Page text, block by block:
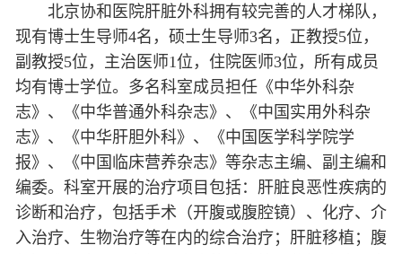
北京协和医院肝脏外科拥有较完善的人才梯队，
现有博士生导师4名，硕士生导师3名，正教授5位，
副教授5位，主治医师1位，住院医师3位，所有成员
均有博士学位。多名科室成员担任《中华外科杂
志》、《中华普通外科杂志》、《中国实用外科杂
志》、《中华肝胆外科》、《中国医学科学院学
报》、《中国临床营养杂志》等杂志主编、副主编和
编委。科室开展的治疗项目包括：肝脏良恶性疾病的
诊断和治疗，包括手术（开腹或腹腔镜）、化疗、介
入治疗、生物治疗等在内的综合治疗；肝脏移植；腹